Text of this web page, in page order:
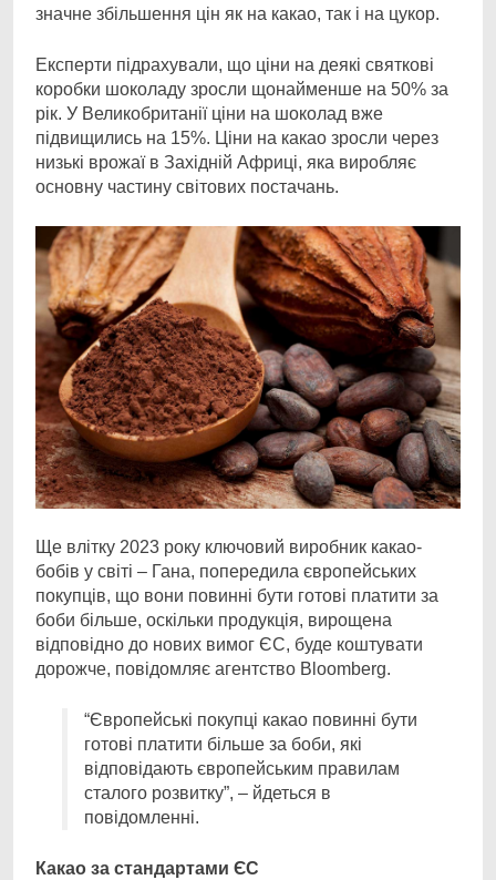
значне збільшення цін як на какао, так і на цукор.
Експерти підрахували, що ціни на деякі святкові
коробки шоколаду зросли щонайменше на 50% за
рік. У Великобританії ціни на шоколад вже
підвищились на 15%. Ціни на какао зросли через
низькі врожаї в Західній Африці, яка виробляє
основну частину світових постачань.
Ще влітку 2023 року ключовий виробник какао-
бобів у світі – Гана, попередила європейських
покупців, що вони повинні бути готові платити за
боби більше, оскільки продукція, вирощена
відповідно до нових вимог ЄС, буде коштувати
дорожче, повідомляє агентство Bloomberg.
“Європейські покупці какао повинні бути
готові платити більше за боби, які
відповідають європейським правилам
сталого розвитку”, – йдеться в
повідомленні.
Какао за стандартами ЄС